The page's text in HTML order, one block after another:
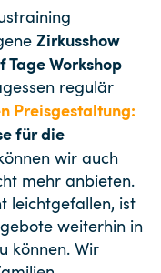
Zirkusshow
Tage Workshop
regulär
Preisgestaltung:
für die
wir auch
mehr anbieten.
leichtgefallen, ist
weiterhin in
können. Wir